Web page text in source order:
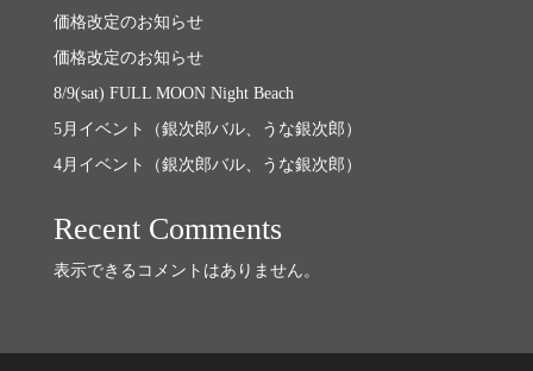
価格改定のお知らせ
価格改定のお知らせ
8/9(sat) FULL MOON Night Beach
5月イベント（銀次郎バル、うな銀次郎）
4月イベント（銀次郎バル、うな銀次郎）
Recent Comments
表示できるコメントはありません。